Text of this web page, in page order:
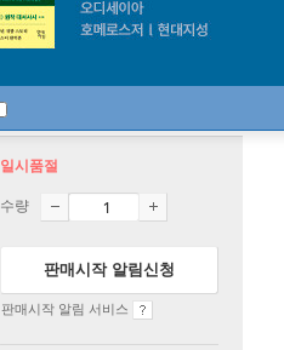
일시품절
수량
판매시작 알림신청
판매시작 알림 서비스